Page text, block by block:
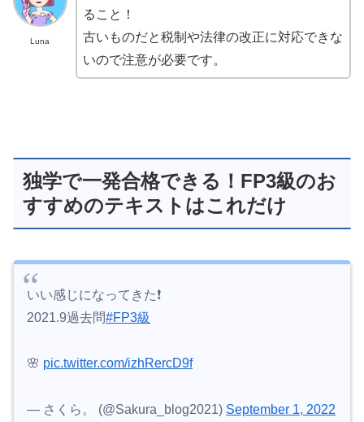
Luna
ること！
古いものだと税制や法律の改正に対応できな
いので注意が必要です。
独学で一発合格できる！FP3級のお
すすめのテキストはこれだけ
いい感じになってきた❗️
2021.9過去問#FP3級
🌸 pic.twitter.com/izhRercD9f
— さくら。 (@Sakura_blog2021) September 1, 2022